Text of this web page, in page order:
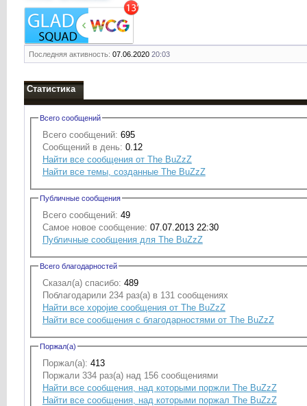
Последняя активность: 07.06.2020 20:03
Статистика
Всего сообщений
Всего сообщений: 695
Сообщений в день: 0.12
Найти все сообщения от The BuZzZ
Найти все темы, созданные The BuZzZ
Публичные сообщения
Всего сообщений: 49
Самое новое сообщение: 07.07.2013 22:30
Публичные сообщения для The BuZzZ
Всего благодарностей
Сказал(а) спасибо: 489
Поблагодарили 234 раз(а) в 131 сообщениях
Найти все хоројие сообщения от The BuZzZ
Найти все сообщения с благодарностями от The BuZzZ
Поржал(а)
Поржал(а): 413
Поржали 334 раз(а) над 156 сообщениями
Найти все сообщения, над которыми поржли The BuZzZ
Найти все сообщения, над которыми поржал The BuZzZ